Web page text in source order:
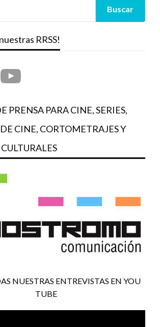
RRSS!
YouTube
PRENSA PARA CINE, SERIES,
CINE, CORTOMETRAJES Y
NUESTRAS ENTREVISTAS EN YOU
TUBE